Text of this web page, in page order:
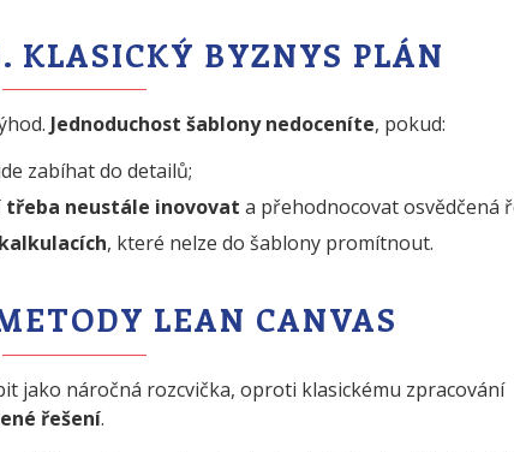
KLASICKÝ BYZNYS PLÁN
Jednoduchost šablony nedoceníte, pokud:
zabíhat do detailů;
třeba neustále inovovat a přehodnocovat osvědčená
, které nelze do šablony promítnout.
LEAN CANVAS
jako náročná rozcvička, oproti klasickému zpracování
řešení.